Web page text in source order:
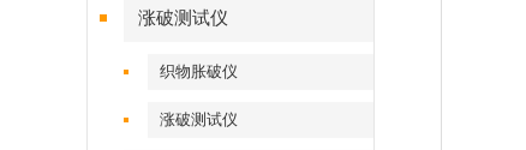
涨破测试仪
织物胀破仪
涨破测试仪